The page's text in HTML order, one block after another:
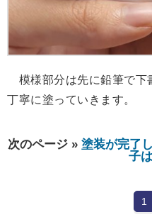
模様部分は先に鉛筆で下
丁寧に塗っていきます。
次のページ » 塗装が完了
子
1